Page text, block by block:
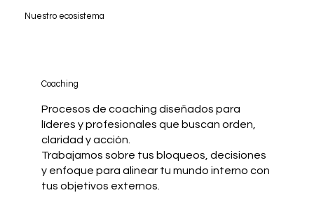
Nuestro ecosistema
Coaching
Procesos de coaching diseñados para
líderes y profesionales que buscan orden,
claridad y acción.
Trabajamos sobre tus bloqueos, decisiones
y enfoque para alinear tu mundo interno con
tus objetivos externos.